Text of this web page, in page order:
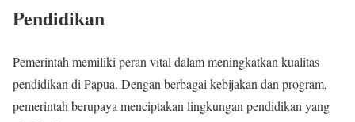
Pendidikan
Pemerintah memiliki peran vital dalam meningkatkan kualitas
pendidikan di Papua. Dengan berbagai kebijakan dan program,
pemerintah berupaya menciptakan lingkungan pendidikan yang